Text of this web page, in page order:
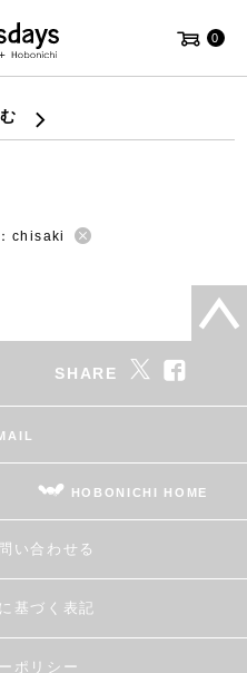
0
chisaki
SHARE
HOBONICHI HOME
い合わせる
基づく表記
ポリシー